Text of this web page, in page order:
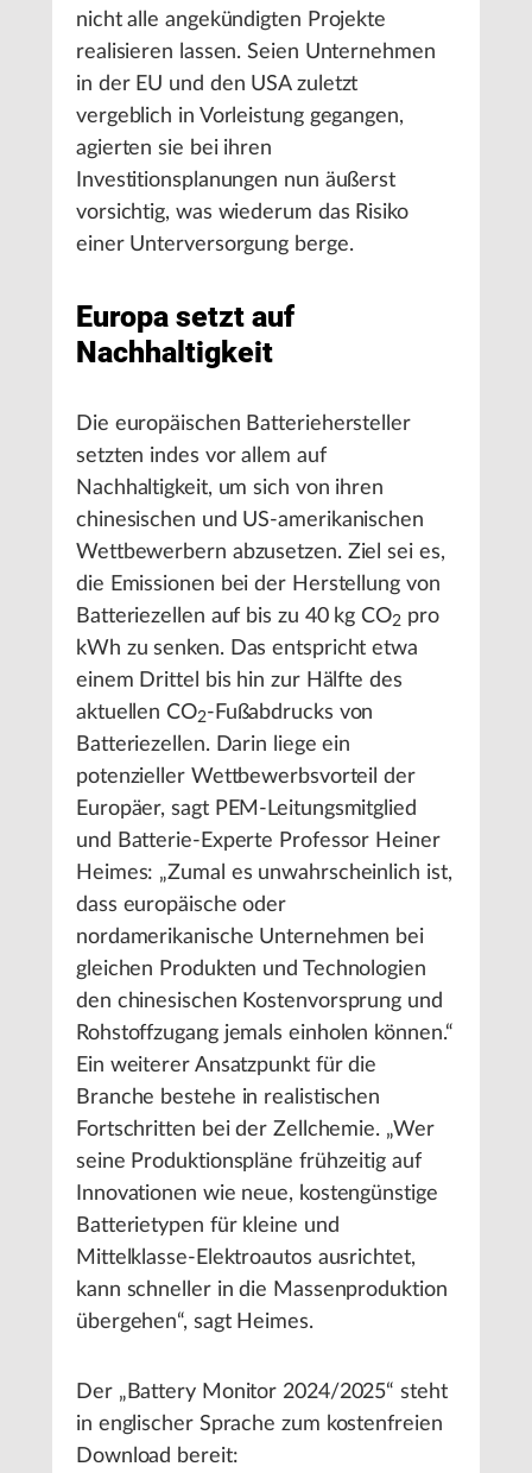
nicht alle angekündigten Projekte
realisieren lassen. Seien Unternehmen
in der EU und den USA zuletzt
vergeblich in Vorleistung gegangen,
agierten sie bei ihren
Investitionsplanungen nun äußerst
vorsichtig, was wiederum das Risiko
einer Unterversorgung berge.
Europa setzt auf
Nachhaltigkeit
Die europäischen Batteriehersteller
setzten indes vor allem auf
Nachhaltigkeit, um sich von ihren
chinesischen und US-amerikanischen
Wettbewerbern abzusetzen. Ziel sei es,
die Emissionen bei der Herstellung von
Batteriezellen auf bis zu 40 kg CO2 pro
kWh zu senken. Das entspricht etwa
einem Drittel bis hin zur Hälfte des
aktuellen CO2-Fußabdrucks von
Batteriezellen. Darin liege ein
potenzieller Wettbewerbsvorteil der
Europäer, sagt PEM-Leitungsmitglied
und Batterie-Experte Professor Heiner
Heimes: „Zumal es unwahrscheinlich ist,
dass europäische oder
nordamerikanische Unternehmen bei
gleichen Produkten und Technologien
den chinesischen Kostenvorsprung und
Rohstoffzugang jemals einholen können.“
Ein weiterer Ansatzpunkt für die
Branche bestehe in realistischen
Fortschritten bei der Zellchemie. „Wer
seine Produktionspläne frühzeitig auf
Innovationen wie neue, kostengünstige
Batterietypen für kleine und
Mittelklasse-Elektroautos ausrichtet,
kann schneller in die Massenproduktion
übergehen“, sagt Heimes.
Der „Battery Monitor 2024/2025“ steht
in englischer Sprache zum kostenfreien
Download bereit: